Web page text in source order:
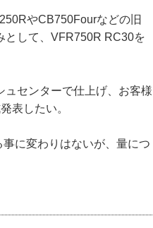
やCB750Fourなどの旧
として、VFR750R RC30を
センターで仕上げ、お客様
表したい。
に変わりはないが、量につ